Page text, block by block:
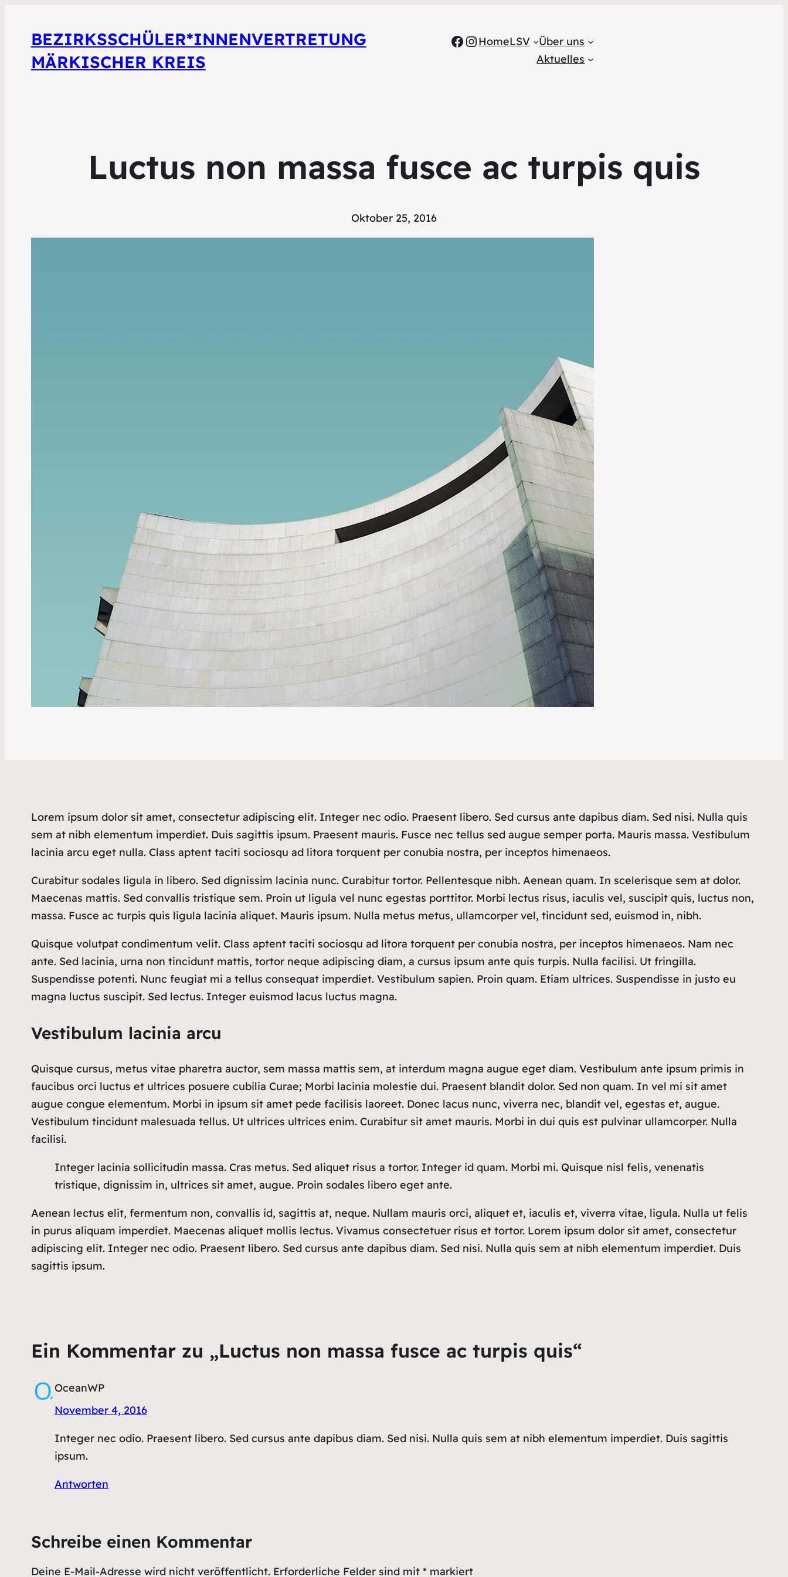
BEZIRKSSCHÜLER*INNENVERTRETUNG
MÄRKISCHER KREIS
Facebook
Instagram
HomeLSV
Über uns
Aktuelles
Luctus non massa fusce ac turpis quis
Oktober 25, 2016
Lorem ipsum dolor sit amet, consectetur adipiscing elit. Integer nec odio. Praesent libero. Sed cursus ante dapibus diam. Sed nisi. Nulla quis
sem at nibh elementum imperdiet. Duis sagittis ipsum. Praesent mauris. Fusce nec tellus sed augue semper porta. Mauris massa. Vestibulum
lacinia arcu eget nulla. Class aptent taciti sociosqu ad litora torquent per conubia nostra, per inceptos himenaeos.
Curabitur sodales ligula in libero. Sed dignissim lacinia nunc. Curabitur tortor. Pellentesque nibh. Aenean quam. In scelerisque sem at dolor.
Maecenas mattis. Sed convallis tristique sem. Proin ut ligula vel nunc egestas porttitor. Morbi lectus risus, iaculis vel, suscipit quis, luctus non,
massa. Fusce ac turpis quis ligula lacinia aliquet. Mauris ipsum. Nulla metus metus, ullamcorper vel, tincidunt sed, euismod in, nibh.
Quisque volutpat condimentum velit. Class aptent taciti sociosqu ad litora torquent per conubia nostra, per inceptos himenaeos. Nam nec
ante. Sed lacinia, urna non tincidunt mattis, tortor neque adipiscing diam, a cursus ipsum ante quis turpis. Nulla facilisi. Ut fringilla.
Suspendisse potenti. Nunc feugiat mi a tellus consequat imperdiet. Vestibulum sapien. Proin quam. Etiam ultrices. Suspendisse in justo eu
magna luctus suscipit. Sed lectus. Integer euismod lacus luctus magna.
Vestibulum lacinia arcu
Quisque cursus, metus vitae pharetra auctor, sem massa mattis sem, at interdum magna augue eget diam. Vestibulum ante ipsum primis in
faucibus orci luctus et ultrices posuere cubilia Curae; Morbi lacinia molestie dui. Praesent blandit dolor. Sed non quam. In vel mi sit amet
augue congue elementum. Morbi in ipsum sit amet pede facilisis laoreet. Donec lacus nunc, viverra nec, blandit vel, egestas et, augue.
Vestibulum tincidunt malesuada tellus. Ut ultrices ultrices enim. Curabitur sit amet mauris. Morbi in dui quis est pulvinar ullamcorper. Nulla
facilisi.
Integer lacinia sollicitudin massa. Cras metus. Sed aliquet risus a tortor. Integer id quam. Morbi mi. Quisque nisl felis, venenatis
tristique, dignissim in, ultrices sit amet, augue. Proin sodales libero eget ante.
Aenean lectus elit, fermentum non, convallis id, sagittis at, neque. Nullam mauris orci, aliquet et, iaculis et, viverra vitae, ligula. Nulla ut felis
in purus aliquam imperdiet. Maecenas aliquet mollis lectus. Vivamus consectetuer risus et tortor. Lorem ipsum dolor sit amet, consectetur
adipiscing elit. Integer nec odio. Praesent libero. Sed cursus ante dapibus diam. Sed nisi. Nulla quis sem at nibh elementum imperdiet. Duis
sagittis ipsum.
Ein Kommentar zu „Luctus non massa fusce ac turpis quis“
OceanWP
November 4, 2016
Integer nec odio. Praesent libero. Sed cursus ante dapibus diam. Sed nisi. Nulla quis sem at nibh elementum imperdiet. Duis sagittis
ipsum.
Antworten
Schreibe einen Kommentar
Deine E-Mail-Adresse wird nicht veröffentlicht. Erforderliche Felder sind mit *markiert